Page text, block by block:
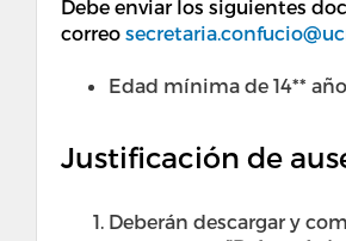
Debe enviar los siguientes
correo
Edad mínima de 14**
Justificación de
Deberán descargar y